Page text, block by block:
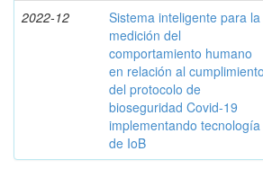
2022-12
Sistema inteligente para la
medición del
comportamiento humano
en relación al cumplimiento
del protocolo de
bioseguridad Covid-19
implementando tecnología
de IoB